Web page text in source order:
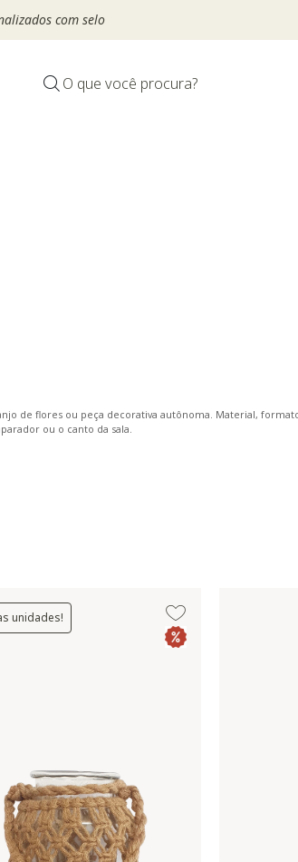
com selo
O que você procura?
de flores ou peça decorativa autônoma. Material,
ou o canto da sala.
unidades!